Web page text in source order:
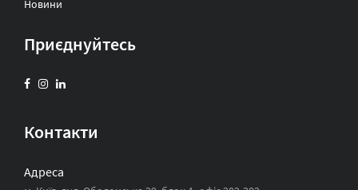
Новини
Приєднуйтесь
Контакти
Адреса